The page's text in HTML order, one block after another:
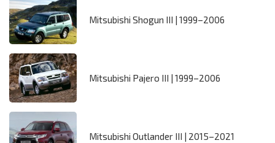
Mitsubishi Shogun III | 1999–2006
Mitsubishi Pajero III | 1999–2006
Mitsubishi Outlander III | 2015–2021